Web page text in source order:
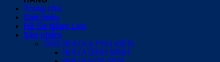
Trang chủ
Giới thiệu
Hồ Sơ Năng Lực
Sản phẩm
ỐNG NHỰA & PHỤ KIỆN
NHỰA BÌNH MINH